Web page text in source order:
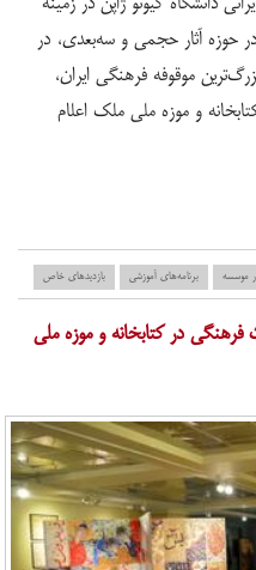
حوزه آثار حجمی و سه‌بعدی، در
موقوفه فرهنگی ایران،
و موزه ملی ملک اعلام
موسسه برنامه‌های آموزشی بازدید‌های خاص
در کتابخانه و موزه ملی